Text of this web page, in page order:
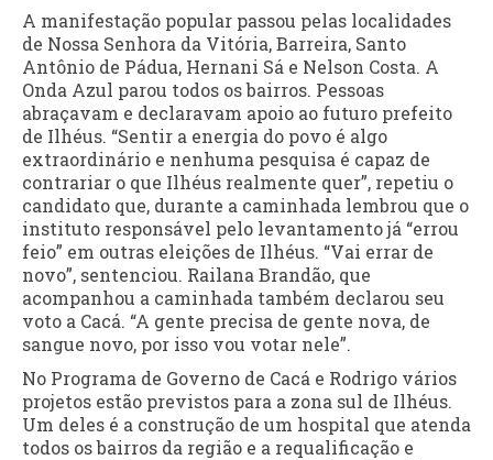
A manifestação popular passou pelas localidades
de Nossa Senhora da Vitória, Barreira, Santo
Antônio de Pádua, Hernani Sá e Nelson Costa. A
Onda Azul parou todos os bairros. Pessoas
abraçavam e declaravam apoio ao futuro prefeito
de Ilhéus. “Sentir a energia do povo é algo
extraordinário e nenhuma pesquisa é capaz de
contrariar o que Ilhéus realmente quer”, repetiu o
candidato que, durante a caminhada lembrou que o
instituto responsável pelo levantamento já “errou
feio” em outras eleições de Ilhéus. “Vai errar de
novo”, sentenciou. Railana Brandão, que
acompanhou a caminhada também declarou seu
voto a Cacá. “A gente precisa de gente nova, de
sangue novo, por isso vou votar nele”.
No Programa de Governo de Cacá e Rodrigo vários
projetos estão previstos para a zona sul de Ilhéus.
Um deles é a construção de um hospital que atenda
todos os bairros da região e a requalificação e